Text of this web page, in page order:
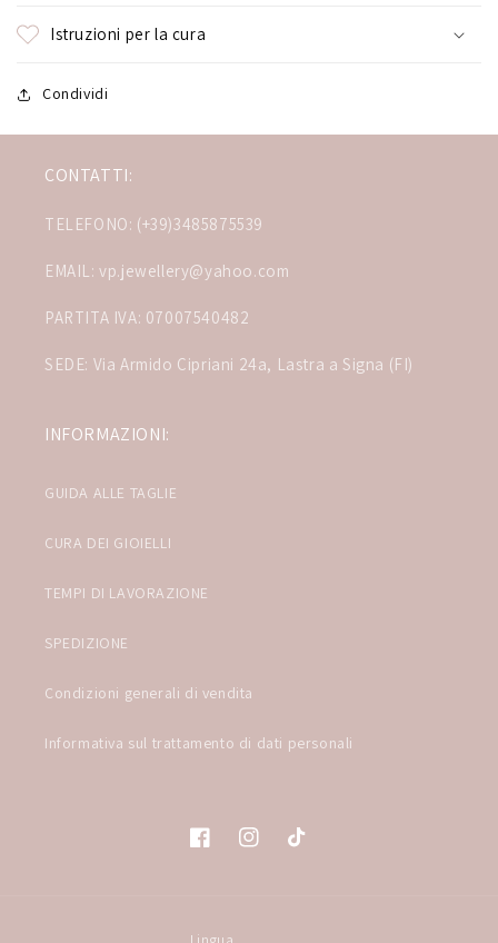
Istruzioni per la cura
Condividi
CONTATTI:
TELEFONO: (+39)3485875539
EMAIL: vp.jewellery@yahoo.com
PARTITA IVA: 07007540482
SEDE: Via Armido Cipriani 24a, Lastra a Signa (FI)
INFORMAZIONI:
GUIDA ALLE TAGLIE
CURA DEI GIOIELLI
TEMPI DI LAVORAZIONE
SPEDIZIONE
Condizioni generali di vendita
Informativa sul trattamento di dati personali
FacebookInstagramTikTok